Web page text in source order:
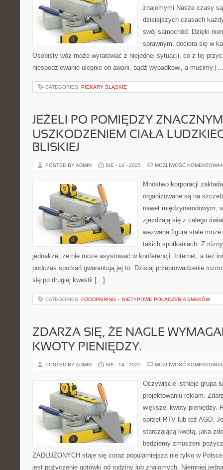
znajomymi Nasze czasy
dzisiejszych czasach
swój samochód. Dzięki
sprawnym, dociera się w
Osobisty wóz może wyratować z niejednej sytuacji, co z tej
niespodziewanie ulegnie on awarii, bądź wypadkowi, a musimy
CATEGORIES: PIEKARY ŚLĄSKIE
JEŻELI PO POMIĘDZY ZNACZNYM
USZKODZENIEM CIAŁA
BLISKIEJ
POSTED BY ADMIN SIE - 14 - 2025 MOŻLIWOŚĆ
Mnóstwo korporacji
organizowane są na
nawet międzynarodowym,
zjeżdżają się z całego
wezwana figura stale
takich spotkaniach. Z
jednakże, że nie może asystować w konferencji. Internet, a też
podczas spotkań gwarantują jej to. Dzisiaj przeprowadzenie
się po drugiej kwestii […]
CATEGORIES: FOODPAIRING – NIETYPOWE POŁĄCZENIA SMAKÓW
ZDARZA SIĘ, ŻE NAGLE
KWOTY PIENIĘDZY.
POSTED BY ADMIN SIE - 14 - 2025 MOŻLIWOŚĆ
Oczywiście istnieje grupa
projektowaniu reklam.
większej kwoty pieniędzy.
sprzęt RTV lub też AGD.
starczającą kwotą, jaka
będziemy zmuszeni
ZADŁUŻONYCH staje się coraz popularniejsza nie tylko w
jest pożyczenie gotówki od rodziny lub znajomych. Niemniej